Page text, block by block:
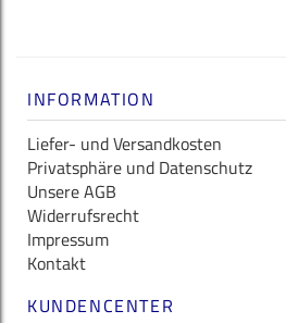
INFORMATION
Liefer- und Versandkosten
Privatsphäre und Datenschutz
Unsere AGB
Widerrufsrecht
Impressum
Kontakt
KUNDENCENTER